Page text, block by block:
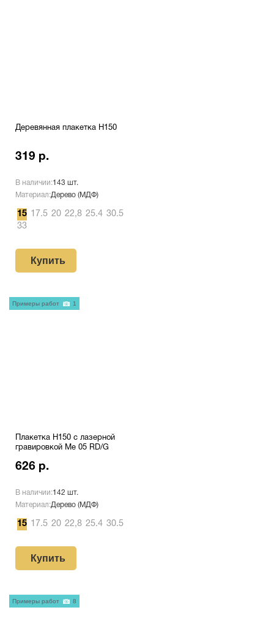
Деревянная плакетка H150
319 р.
В наличии:143 шт.
Материал:Дерево (МДФ)
15 17.5 20 22,8 25.4 30.5
33
Купить
Плакетка H150 с лазерной
гравировкой Me 05 RD/G
626 р.
В наличии:142 шт.
Материал:Дерево (МДФ)
15 17.5 20 22,8 25.4 30.5
Купить
Примеры работ 1
Примеры работ 8